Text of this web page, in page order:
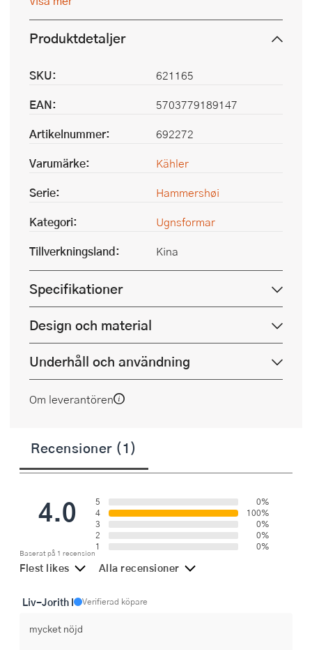
Produktdetaljer
SKU:
621165
EAN:
5703779189147
Artikelnummer:
692272
Varumärke:
Kähler
Serie:
Hammershøi
Kategori:
Ugnsformar
Tillverkningsland:
Kina
Specifikationer
Design och material
Underhåll och användning
Om leverantören
Recensioner (1)
4.0
Baserat på 1 recension
5
0%
4
100%
3
0%
2
0%
1
0%
Flest likes Alla recensioner
Liv-Jorith I Verifierad köpare
mycket nöjd